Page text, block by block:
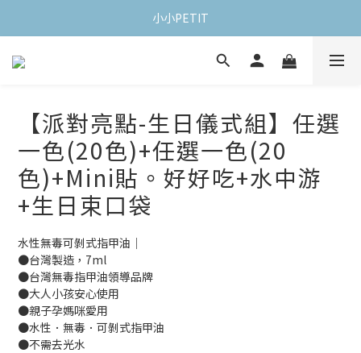
小小PETIT
【派對亮點-生日儀式組】任選
一色(20色)+任選一色(20
色)+Mini貼。好好吃+水中游
+生日束口袋
水性無毒可剝式指甲油｜
●台灣製造，7ml
●台灣無毒指甲油領導品牌
●大人小孩安心使用
●親子孕媽咪愛用
●水性．無毒．可剝式指甲油
●不需去光水